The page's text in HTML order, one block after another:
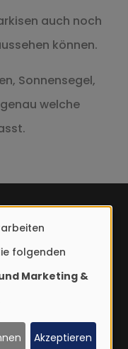
auch noch
können.
Sonnensegel,
welche
folgenden
Marketing &
Akzeptieren